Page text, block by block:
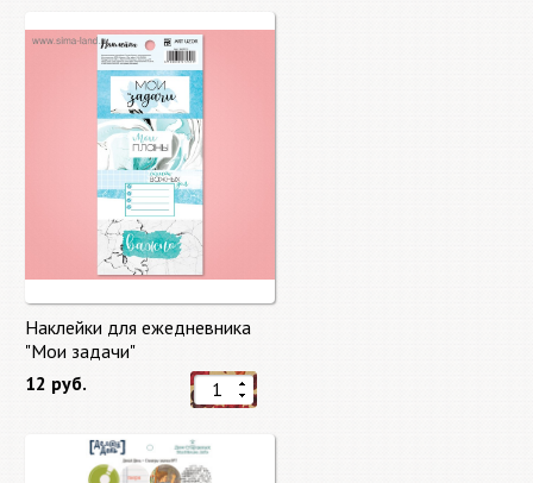
Наклейки для ежедневника
"Мои задачи"
12 руб.